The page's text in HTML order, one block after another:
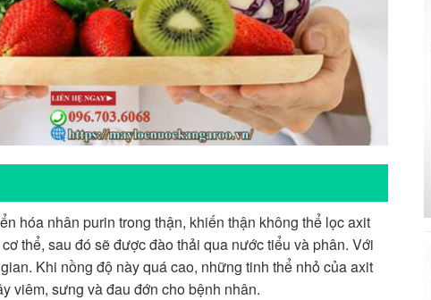
hóa nhân purin trong thận, khiến thận không thể lọc axit
thể, sau đó sẽ được đào thải qua nước tiểu và phân. Với
Khi nồng độ này quá cao, những tinh thể nhỏ của axit
viêm, sưng và đau đớn cho bệnh nhân.